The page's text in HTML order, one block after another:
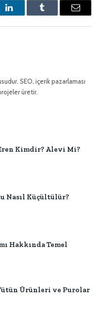
LinkedInTumblr
E-
SEO, içerik pazarlaması
üretir.
Kimdir? Alevi Mi?
Nasıl Küçültülür?
Hakkında Temel
Ürünleri ve Purolar